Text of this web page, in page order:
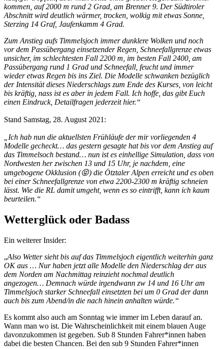
kommen, auf 2000 m rund 2 Grad, am Brenner 9. Der Südtiroler
Abschnitt wird deutlich wärmer, trocken, wolkig mit etwas Sonne,
Sterzing 14 Graf, Jaufenkamm 4 Grad.
Zum Anstieg aufs Timmelsjoch immer dunklere Wolken und noch
vor dem Passübergang einsetzender Regen, Schneefallgrenze etwas
unsicher, im schlechtesten Fall 2200 m, im besten Fall 2400, am
Passübergang rund 1 Grad und Schneefall, feucht und immer
wieder etwas Regen bis ins Ziel. Die Modelle schwanken bezüglich
der Intensität dieses Niederschlags zum Ende des Kurses, von leicht
bis kräftig, nass ist es aber in jedem Fall. Ich hoffe, das gibt Euch
einen Eindruck, Detailfragen jederzeit hier.“
Stand Samstag, 28. August 2021:
„Ich hab nun die aktuellsten Frühläufe der mir vorliegenden 4
Modelle gecheckt… das gestern gesagte hat bis vor dem Anstieg auf
das Timmelsoch bestand… nun ist es einhellige Simulation, dass von
Nordwesten her zwischen 13 und 15 Uhr, je nachdem, eine
umgebogene Okklusion (😝) die Ötztaler Alpen erreicht und es oben
bei einer Schneefallgrenze von etwa 2200-2300 m kräftig schneien
lässt. Wie die RL damit umgeht, wenn es so eintrifft, kann ich kaum
beurteilen.“
Wetterglück oder Badass
Ein weiterer Insider:
„Also Wetter sieht bis auf das Timmelsjoch eigentlich weiterhin ganz
OK aus … Nur haben jetzt alle Modelle den Niederschlag der aus
dem Norden am Nachmittag reinzieht nochmal deutlich
angezogen… Demnach würde irgendwann zw 14 und 16 Uhr am
Timmelsjoch starker Schneefall einsetzten bei um 0 Grad der dann
auch bis zum Abend/in die nach hinein anhalten würde.“
Es kommt also auch am Sonntag wie immer im Leben darauf an.
Wann man wo ist. Die Wahrscheinlichkeit mit einem blauen Auge
davonzukommen ist gegeben. Sub 8 Stunden Fahrer*innen haben
dabei die besten Chancen. Bei den sub 9 Stunden Fahrer*innen